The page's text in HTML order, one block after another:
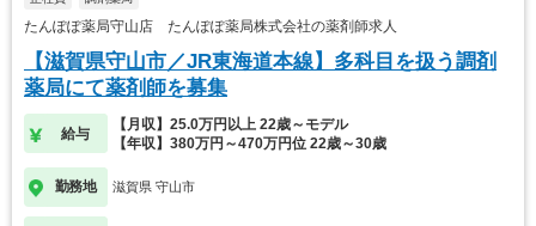
たんぽぽ薬局守山店 たんぽぽ薬局株式会社の薬剤師求人
【滋賀県守山市／JR東海道本線】多科目を扱う調剤
薬局にて薬剤師を募集
給与
【月収】25.0万円以上 22歳～モデル
【年収】380万円～470万円位 22歳～30歳
勤務地 滋賀県 守山市